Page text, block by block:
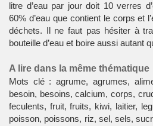
litre d’eau par jour doit 10 verres
60% d’eau que contient le corps et
déchets. Il ne faut pas hésiter à
bouteille d’eau et boire aussi autant
A lire dans la même thématique
Mots clé : agrume, agrumes,
besoin, besoins, calcium, corps,
feculents, fruit, fruits, kiwi, laitier,
poisson, poissons, riz, sel, sels,